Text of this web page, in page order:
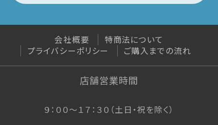
会社概要
特商法について
プライバシーポリシー
ご購入までの流れ
店舗営業時間
９：００〜１７：３０（土日・祝を除く）
よくあるご質問 -KEYLEXアプリ-
ご購入までの流れ
お支払い等について